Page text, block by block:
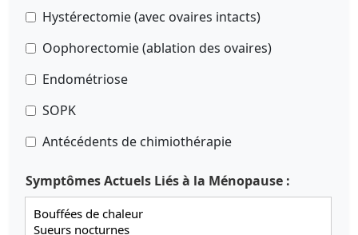
Hystérectomie (avec ovaires intacts)
Oophorectomie (ablation des ovaires)
Endométriose
SOPK
Antécédents de chimiothérapie
Symptômes Actuels Liés à la Ménopause :